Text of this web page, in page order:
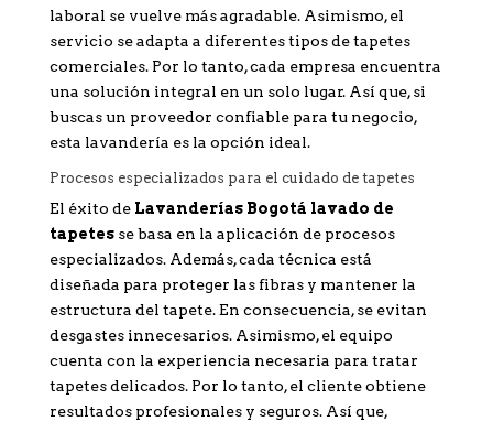
laboral se vuelve más agradable. Asimismo, el
servicio se adapta a diferentes tipos de tapetes
comerciales. Por lo tanto, cada empresa encuentra
una solución integral en un solo lugar. Así que, si
buscas un proveedor confiable para tu negocio,
esta lavandería es la opción ideal.
Procesos especializados para el cuidado de tapetes
El éxito de Lavanderías Bogotá lavado de
tapetesse basa en la aplicación de procesos
especializados. Además, cada técnica está
diseñada para proteger las fibras y mantener la
estructura del tapete. En consecuencia, se evitan
desgastes innecesarios. Asimismo, el equipo
cuenta con la experiencia necesaria para tratar
tapetes delicados. Por lo tanto, el cliente obtiene
resultados profesionales y seguros. Así que,